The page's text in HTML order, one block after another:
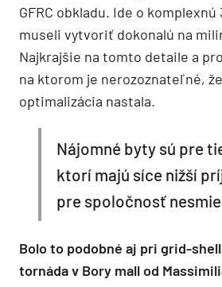
GFRC obkladu. Ide o
museli vytvoriť dokonalú na
Najkrajšie na tomto detaile a
na ktorom je nerozoznateľné,
optimalizácia nastala.
Nájomné byty sú pre
ktorí majú síce nižší
pre spoločnosť
Bolo to podobné aj pri grid-
tornáda v Bory mall od